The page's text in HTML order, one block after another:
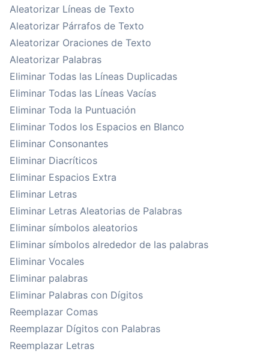
Aleatorizar Líneas de Texto
Aleatorizar Párrafos de Texto
Aleatorizar Oraciones de Texto
Aleatorizar Palabras
Eliminar Todas las Líneas Duplicadas
Eliminar Todas las Líneas Vacías
Eliminar Toda la Puntuación
Eliminar Todos los Espacios en Blanco
Eliminar Consonantes
Eliminar Diacríticos
Eliminar Espacios Extra
Eliminar Letras
Eliminar Letras Aleatorias de Palabras
Eliminar símbolos aleatorios
Eliminar símbolos alrededor de las palabras
Eliminar Vocales
Eliminar palabras
Eliminar Palabras con Dígitos
Reemplazar Comas
Reemplazar Dígitos con Palabras
Reemplazar Letras